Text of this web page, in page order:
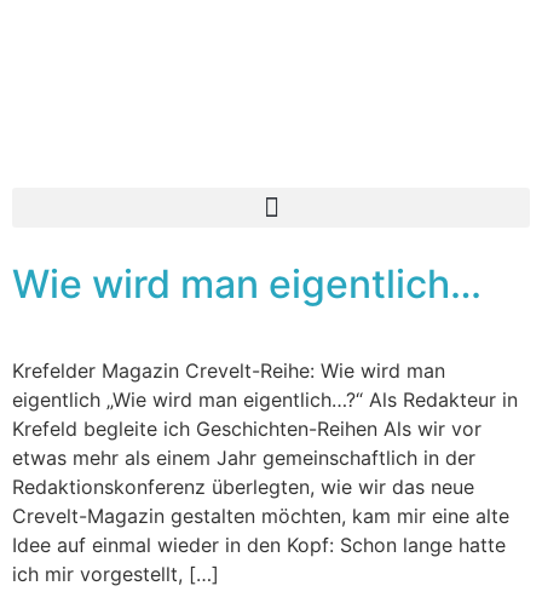
Wie wird man eigentlich…
Krefelder Magazin Crevelt-Reihe: Wie wird man
eigentlich „Wie wird man eigentlich…?“ Als Redakteur in
Krefeld begleite ich Geschichten-Reihen Als wir vor
etwas mehr als einem Jahr gemeinschaftlich in der
Redaktionskonferenz überlegten, wie wir das neue
Crevelt-Magazin gestalten möchten, kam mir eine alte
Idee auf einmal wieder in den Kopf: Schon lange hatte
ich mir vorgestellt, […]